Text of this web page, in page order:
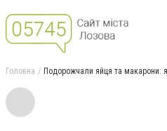
Головна Подорожчали яйця та макарони: